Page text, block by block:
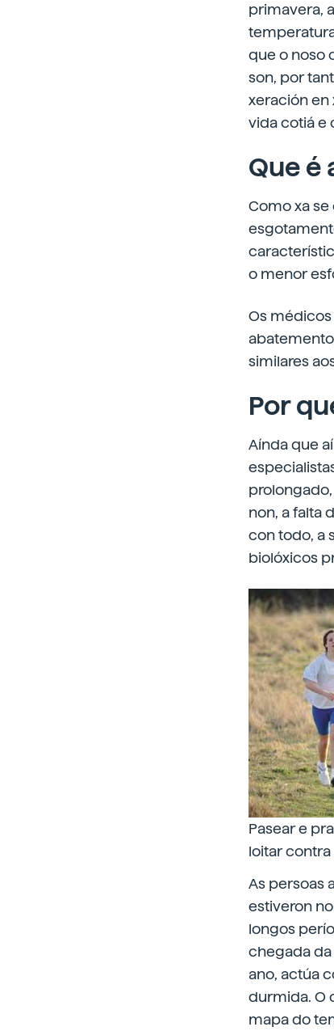
primavera,
que o noso
son, por
xeración en
vida cotiá e
Que é
Como xa
o menor
Os
similares
Por
Aínda que
non, a falta
con todo, a
biolóxicos
Pasear e
loitar
As persoas
estiveron
longos
chegada
ano, actúa
durmida. O
mapa do